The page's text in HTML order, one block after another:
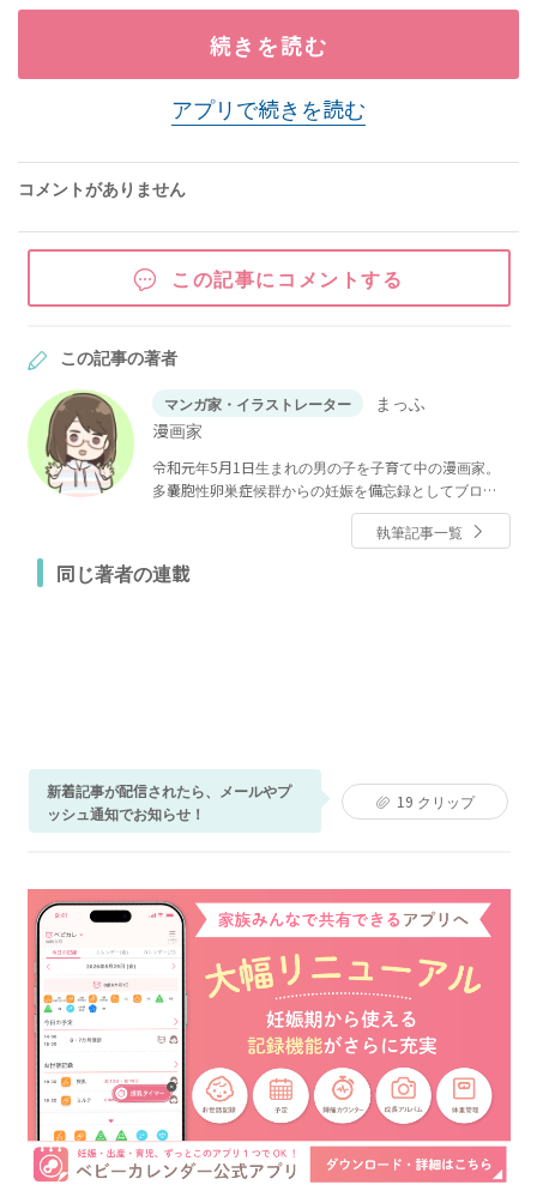
続きを読む
アプリで続きを読む
コメントがありません
この記事にコメントする
この記事の著者
マンガ家・イラストレーター
まっふ
漫画家
令和元年5月1日生まれの男の子を子育て中の漫画家。
多嚢胞性卵巣症候群からの妊娠を備忘録としてブログ
にのんびり4コマで更新中。ベビーカレンダーでは妊活
中のお話「妊活レベル1 まっふの冒険記」と妊娠中のお
昼寝と一日の終わりにするゲームがなによりの至福。
執筆記事一覧
同じ著者の連載
新着記事が配信されたら、メールやプ
ッシュ通知でお知らせ！
19 クリップ